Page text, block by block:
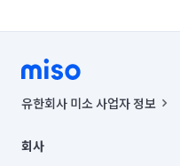
유한회사 미소 사업자 정보
00019 |
회사